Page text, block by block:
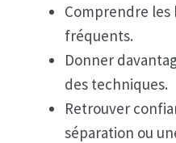
Comprendre les
fréquents.
Donner
des techniques.
Retrouver
séparation ou